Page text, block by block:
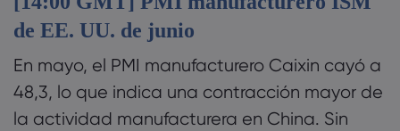
de EE. UU. de junio
En mayo, el PMI manufacturero Caixin cayó a
48,3, lo que indica una contracción mayor de
la actividad manufacturera en China. Sin